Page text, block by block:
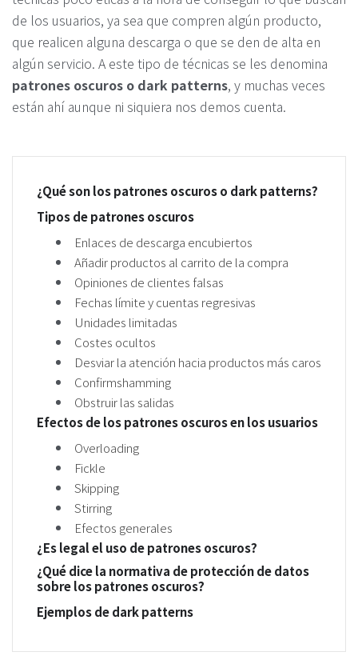
de los usuarios, ya sea que compren algún producto,
que realicen alguna descarga o que se den de alta en
algún servicio. A este tipo de técnicas se les denomina
patrones oscuros o dark patterns, y muchas veces
están ahí aunque ni siquiera nos demos cuenta.
¿Qué son los patrones oscuros o dark patterns?
Tipos de patrones oscuros
Enlaces de descarga encubiertos
Añadir productos al carrito de la compra
Opiniones de clientes falsas
Fechas límite y cuentas regresivas
Unidades limitadas
Costes ocultos
Desviar la atención hacia productos más caros
Confirmshamming
Obstruir las salidas
Efectos de los patrones oscuros en los usuarios
Overloading
Fickle
Skipping
Stirring
Efectos generales
¿Es legal el uso de patrones oscuros?
¿Qué dice la normativa de protección de datos
sobre los patrones oscuros?
Ejemplos de dark patterns